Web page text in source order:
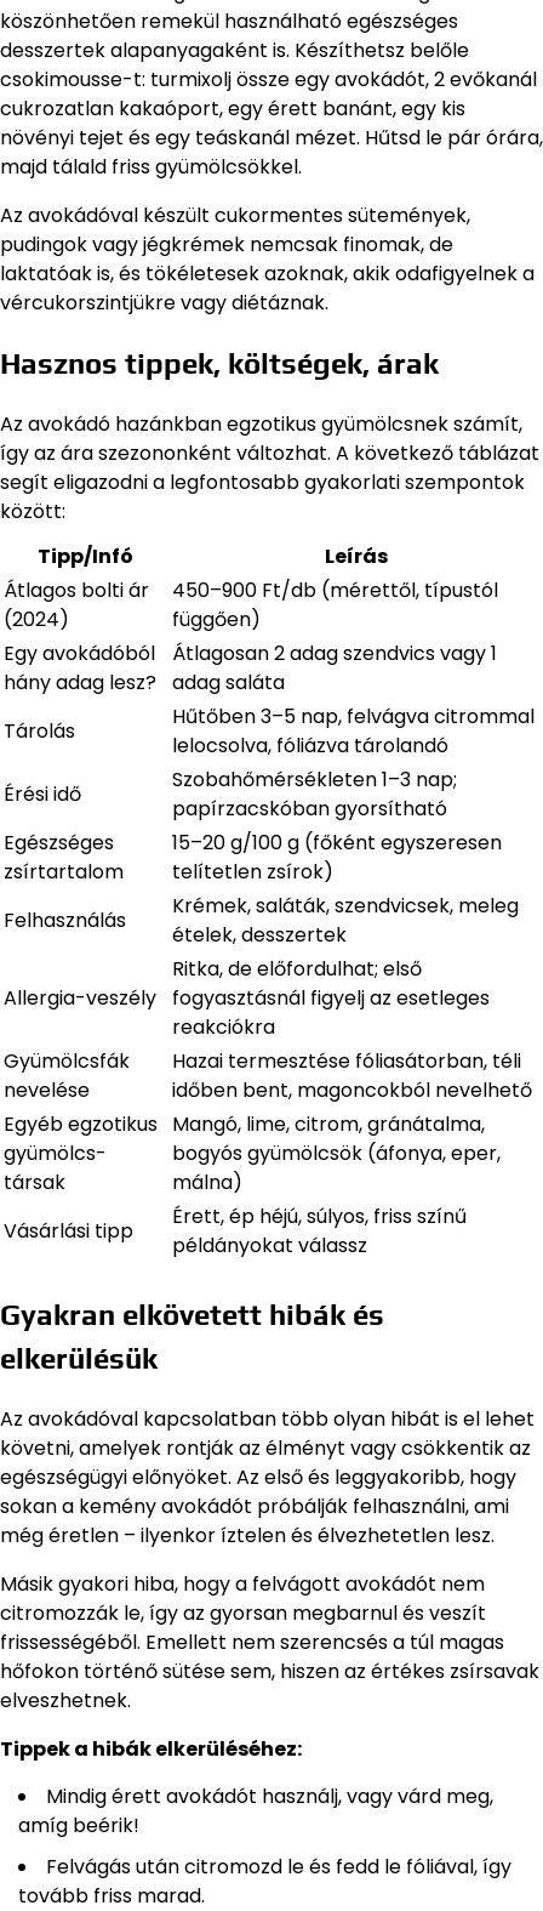
köszönhetően remekül használható egészséges
desszertek alapanyagaként is. Készíthetsz belőle
csokimousse-t: turmixolj össze egy avokádót, 2 evőkanál
cukrozatlan kakaóport, egy érett banánt, egy kis
növényi tejet és egy teáskanál mézet. Hűtsd le pár órára,
majd tálald friss gyümölcsökkel.
Az avokádóval készült cukormentes sütemények,
pudingok vagy jégkrémek nemcsak finomak, de
laktatóak is, és tökéletesek azoknak, akik odafigyelnek a
vércukorszintjükre vagy diétáznak.
Hasznos tippek, költségek, árak
Az avokádó hazánkban egzotikus gyümölcsnek számít,
így az ára szezononként változhat. A következő táblázat
segít eligazodni a legfontosabb gyakorlati szempontok
között:
Tipp/Infó
Leírás
Átlagos bolti ár
(2024)
450–900 Ft/db (mérettől, típustól
függően)
Egy avokádóból
hány adag lesz?
Átlagosan 2 adag szendvics vagy 1
adag saláta
Tárolás
Hűtőben 3–5 nap, felvágva citrommal
lelocsolva, fóliázva tárolandó
Érési idő
Szobahőmérsékleten 1–3 nap;
papírzacskóban gyorsítható
Egészséges
zsírtartalom
15–20 g/100 g (főként egyszeresen
telítetlen zsírok)
Felhasználás
Krémek, saláták, szendvicsek, meleg
ételek, desszertek
Allergia-veszély
Ritka, de előfordulhat; első
fogyasztásnál figyelj az esetleges
reakciókra
Gyümölcsfák
nevelése
Hazai termesztése fóliasátorban, téli
időben bent, magoncokból nevelhető
Egyéb egzotikus
gyümölcs-
társak
Mangó, lime, citrom, gránátalma,
bogyós gyümölcsök (áfonya, eper,
málna)
Vásárlási tipp
Érett, ép héjú, súlyos, friss színű
példányokat válassz
Gyakran elkövetett hibák és
elkerülésük
Az avokádóval kapcsolatban több olyan hibát is el lehet
követni, amelyek rontják az élményt vagy csökkentik az
egészségügyi előnyöket. Az első és leggyakoribb, hogy
sokan a kemény avokádót próbálják felhasználni, ami
még éretlen – ilyenkor íztelen és élvezhetetlen lesz.
Másik gyakori hiba, hogy a felvágott avokádót nem
citromozzák le, így az gyorsan megbarnul és veszít
frissességéből. Emellett nem szerencsés a túl magas
hőfokon történő sütése sem, hiszen az értékes zsírsavak
elveszhetnek.
Tippek a hibák elkerüléséhez:
Mindig érett avokádót használj, vagy várd meg,
amíg beérik!
Felvágás után citromozd le és fedd le fóliával, így
tovább friss marad.